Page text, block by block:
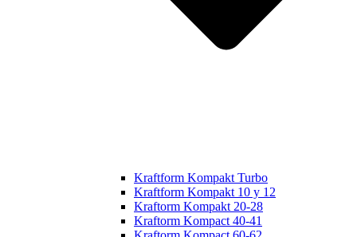
Kraftform Kompakt Turbo
Kraftform Kompakt 10 y 12
Kraftorm Kompakt 20-28
Kraftorm Kompact 40-41